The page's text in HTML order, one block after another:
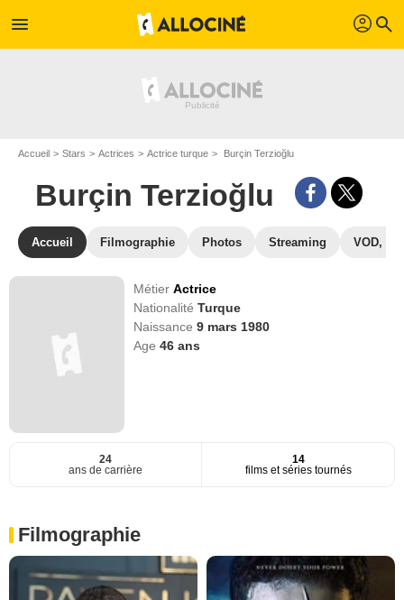
menu profil search
Accueil Stars Actrices Actrice turque Burçin Terzioğlu
Burçin Terzioğlu
Accueil Filmographie Photos Streaming VOD,
MétierActrice
NationalitéTurque
Naissance9 mars 1980
Age46 ans
24
ans de carrière
14
films et séries tournés
Filmographie